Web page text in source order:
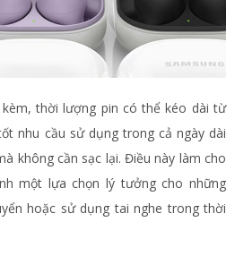
thời lượng pin có thể kéo dài từ
nhu cầu sử dụng trong cả ngày dài
không cần sạc lại. Điều này làm cho
một lựa chọn lý tưởng cho những
hoặc sử dụng tai nghe trong thời